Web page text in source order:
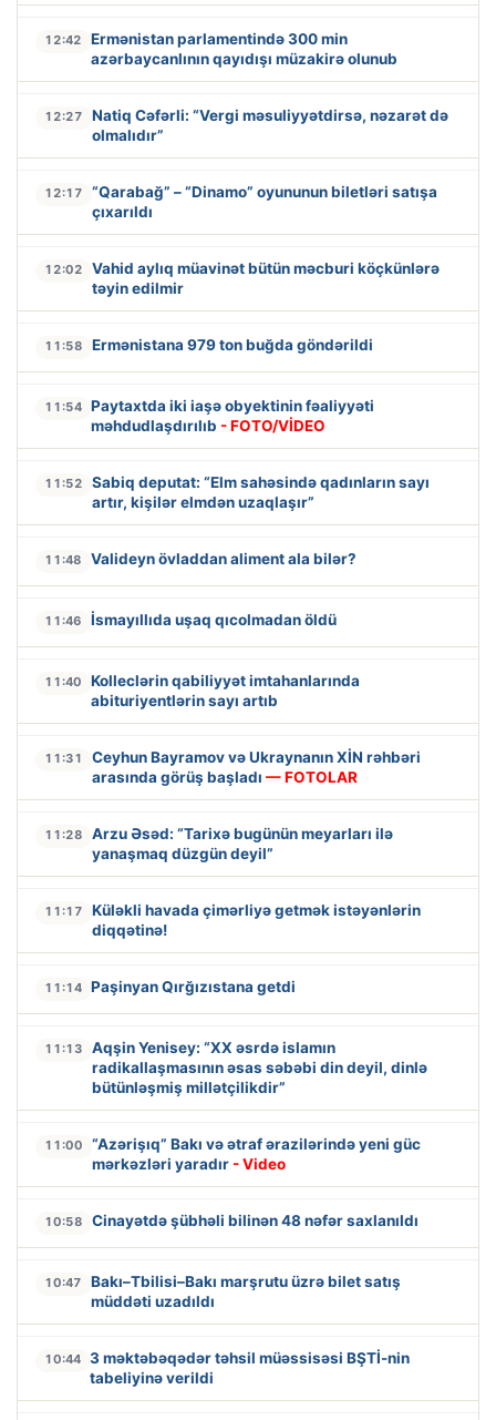
12:42
Ermənistan parlamentində 300 min
azərbaycanlının qayıdışı müzakirə olunub
12:27
Natiq Cəfərli: “Vergi məsuliyyətdirsə, nəzarət də
olmalıdır”
12:17
“Qarabağ” – “Dinamo” oyununun biletləri satışa
çıxarıldı
12:02
Vahid aylıq müavinət bütün məcburi köçkünlərə
təyin edilmir
11:58 Ermənistana 979 ton buğda göndərildi
11:54 Paytaxtda iki iaşə obyektinin fəaliyyəti
məhdudlaşdırılıb - FOTO/VİDEO
11:52
Sabiq deputat: “Elm sahəsində qadınların sayı
artır, kişilər elmdən uzaqlaşır”
11:48 Valideyn övladdan aliment ala bilər?
11:46 İsmayıllıda uşaq qıcolmadan öldü
11:40
Kolleclərin qabiliyyət imtahanlarında
abituriyentlərin sayı artıb
11:31
Ceyhun Bayramov və Ukraynanın XİN rəhbəri
arasında görüş başladı — FOTOLAR
11:28
Arzu Əsəd: “Tarixə bugünün meyarları ilə
yanaşmaq düzgün deyil”
11:17
Küləkli havada çimərliyə getmək istəyənlərin
diqqətinə!
11:14 Paşinyan Qırğızıstana getdi
11:13
Aqşin Yenisey: “XX əsrdə islamın
radikallaşmasının əsas səbəbi din deyil, dinlə
bütünləşmiş millətçilikdir”
11:00
“Azərişıq” Bakı və ətraf ərazilərində yeni güc
mərkəzləri yaradır - Video
10:58 Cinayətdə şübhəli bilinən 48 nəfər saxlanıldı
10:47
Bakı–Tbilisi–Bakı marşrutu üzrə bilet satış
müddəti uzadıldı
10:44 3 məktəbəqədər təhsil müəssisəsi BŞTİ-nin
tabeliyinə verildi